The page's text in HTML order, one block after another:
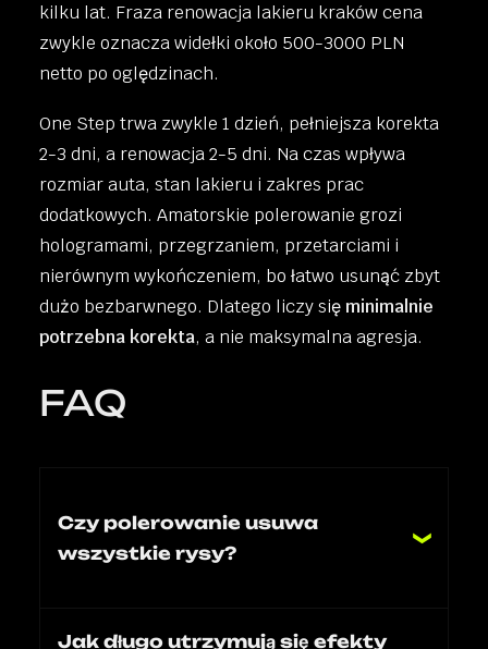
kilku lat. Fraza renowacja lakieru kraków cena
zwykle oznacza widełki około 500-3000 PLN
netto po oględzinach.
One Step trwa zwykle 1 dzień, pełniejsza korekta
2-3 dni, a renowacja 2-5 dni. Na czas wpływa
rozmiar auta, stan lakieru i zakres prac
dodatkowych. Amatorskie polerowanie grozi
hologramami, przegrzaniem, przetarciami i
nierównym wykończeniem, bo łatwo usunąć zbyt
dużo bezbarwnego. Dlatego liczy się minimalnie
potrzebna korekta, a nie maksymalna agresja.
FAQ
Czy polerowanie usuwa
wszystkie rysy?
poddają się korekcie, ale uszkodzenia
Jak długo utrzymują się efekty